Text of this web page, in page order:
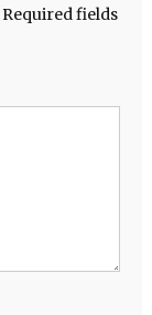
Required fields